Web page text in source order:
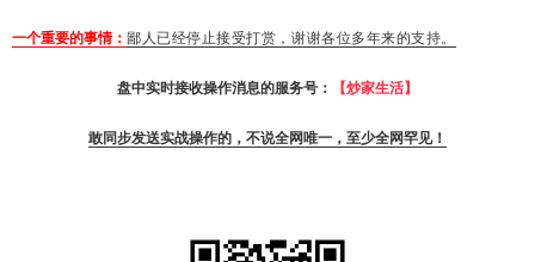
一个重要的事情： 鄙人已经停止接受打赏，谢谢各位多年来的支持。
盘中实时接收操作消息的服务号： 【炒家生活】
敢同步发送实战操作的，不说全网唯一，至少全网罕见！